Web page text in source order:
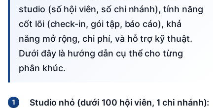
studio (số hội viên, số chi nhánh), tính năng
cốt lõi (check-in, gói tập, báo cáo), khả
năng mở rộng, chi phí, và hỗ trợ kỹ thuật.
Dưới đây là hướng dẫn cụ thể cho từng
phân khúc.
Studio nhỏ (dưới 100 hội viên, 1 chi nhánh):